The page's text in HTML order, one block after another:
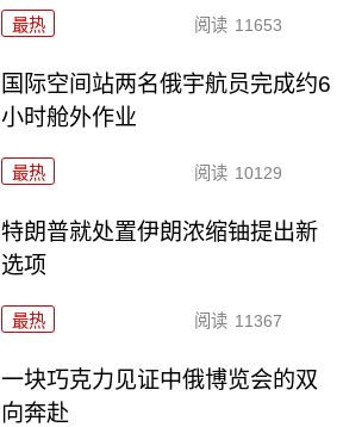
最热 阅读 11653
国际空间站两名俄宇航员完成约6
小时舱外作业
最热 阅读 10129
特朗普就处置伊朗浓缩铀提出新
选项
最热 阅读 11367
一块巧克力见证中俄博览会的双
向奔赴